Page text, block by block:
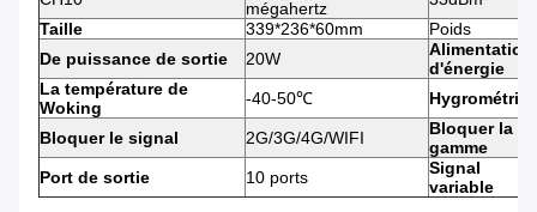
mégahertz
Taille
339*236*60mm
Poids
De puissance de sortie
20W
Alimentation
d'énergie
La température de
Woking
-40-50℃ Hygrométrie
Bloquer le signal 2G/3G/4G/WIFI
Bloquer la
gamme
Port de sortie
10 ports
Signal
variable